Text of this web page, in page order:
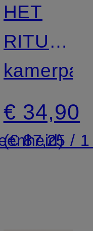
HET
RITUEEL
VAN
SAKURA
€ 34,90
(€ 87,25 /